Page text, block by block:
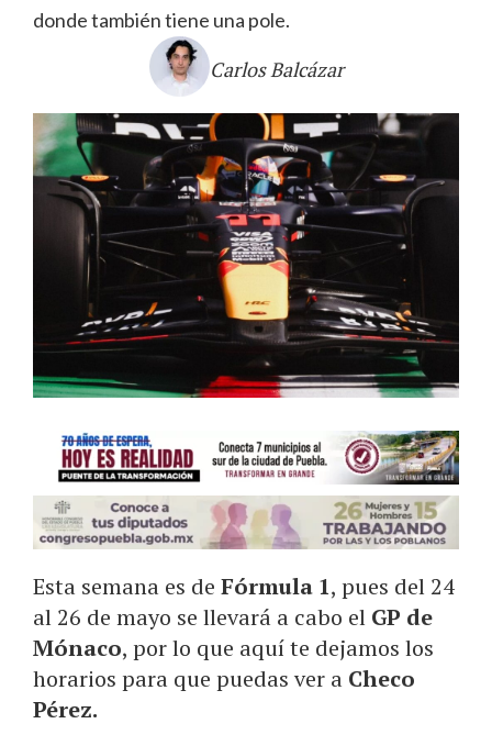
donde también tiene una pole.
Carlos Balcázar
Esta semana es de Fórmula 1, pues del 24
al 26 de mayo se llevará a cabo el GP de
Mónaco, por lo que aquí te dejamos los
horarios para que puedas ver a Checo
Pérez.